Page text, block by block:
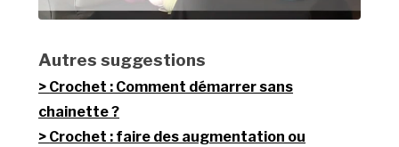
Autres suggestions
Crochet : Comment démarrer sans
chainette ?
Crochet : faire des augmentation ou